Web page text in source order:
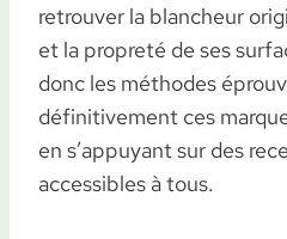
retrouver la blancheur
et la propreté de ses
donc les méthodes
définitivement ces
en s’appuyant sur des
accessibles à tous.